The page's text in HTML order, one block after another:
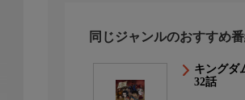
同じジャンルのおすすめ番
キングダ
32話